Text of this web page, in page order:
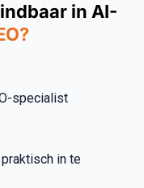
in AI-
specialist
in te